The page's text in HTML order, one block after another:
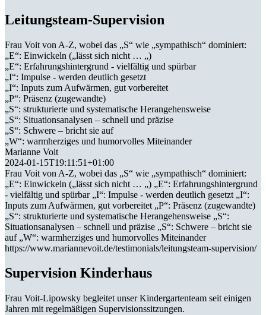
Leitungsteam-Supervision
Frau Voit von A-Z, wobei das „S“ wie „sympathisch“ dominiert:
„E“: Einwickeln („lässt sich nicht … „)
„E“: Erfahrungshintergrund - vielfältig und spürbar
„I“: Impulse - werden deutlich gesetzt
„I“: Inputs zum Aufwärmen, gut vorbereitet
„P“: Präsenz (zugewandte)
„S“: strukturierte und systematische Herangehensweise
„S“: Situationsanalysen – schnell und präzise
„S“: Schwere – bricht sie auf
„W“: warmherziges und humorvolles Miteinander
Marianne Voit
2024-01-15T19:11:51+01:00
Frau Voit von A-Z, wobei das „S“ wie „sympathisch“ dominiert:
„E“: Einwickeln („lässt sich nicht … „) „E“: Erfahrungshintergrund
- vielfältig und spürbar „I“: Impulse - werden deutlich gesetzt „I“:
Inputs zum Aufwärmen, gut vorbereitet „P“: Präsenz (zugewandte)
„S“: strukturierte und systematische Herangehensweise „S“:
Situationsanalysen – schnell und präzise „S“: Schwere – bricht sie
auf „W“: warmherziges und humorvolles Miteinander
https://www.mariannevoit.de/testimonials/leitungsteam-supervision/
Supervision Kinderhaus
Frau Voit-Lipowsky begleitet unser Kindergartenteam seit einigen
Jahren mit regelmäßigen Supervisionssitzungen.